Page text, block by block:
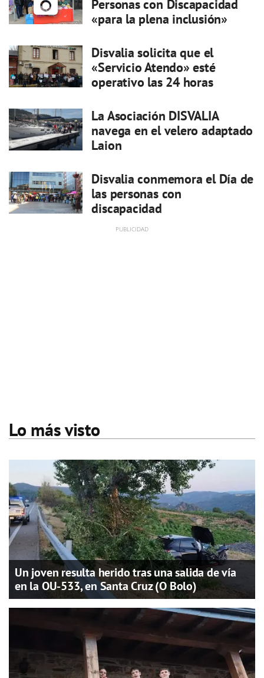
Personas con Discapacidad
«para la plena inclusión»
Disvalia solicita que el
«Servicio Atendo» esté
operativo las 24 horas
La Asociación DISVALIA
navega en el velero adaptado
Laion
Disvalia conmemora el Día de
las personas con
discapacidad
Lo más visto
Un joven resulta herido tras una salida de vía
en la OU-533, en Santa Cruz (O Bolo)